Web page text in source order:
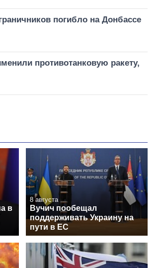
погибло на Донбассе
противотанковую ракету,
в
8 августа
Вучич пообещал
поддерживать Украину на
пути в ЕС